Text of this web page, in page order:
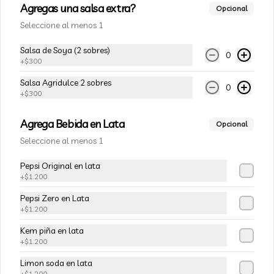
Tofu Fresco Artesanal 900g
Trozo de tofu (Queso de Soya) aprox
$4.950
Conócenos
Zona de despacho
Agregas una salsa extra? Opcional
Seleccione al menos 1
Salsa de Soya (2 sobres)
+$300
0
Salsa Agridulce 2 sobres
+$300
0
Agrega Bebida en Lata Opcional
Seleccione al menos 1
Pepsi Original en lata
+$1.200
Pepsi Zero en Lata
+$1.200
Kem piña en lata
+$1.200
Limon soda en lata